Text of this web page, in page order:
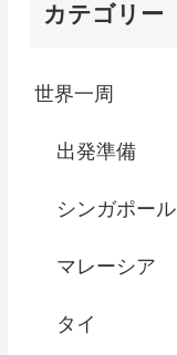
カテゴリー
世界一周
出発準備
シンガポール
マレーシア
タイ